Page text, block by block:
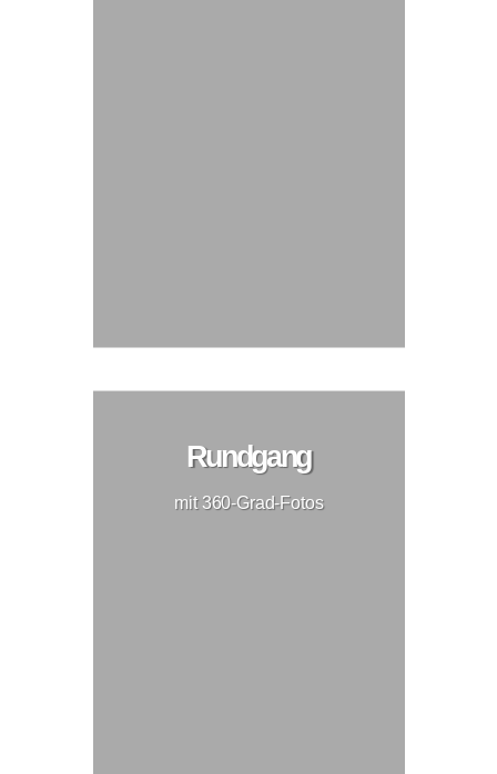
Rundgang
mit 360-Grad-Fotos